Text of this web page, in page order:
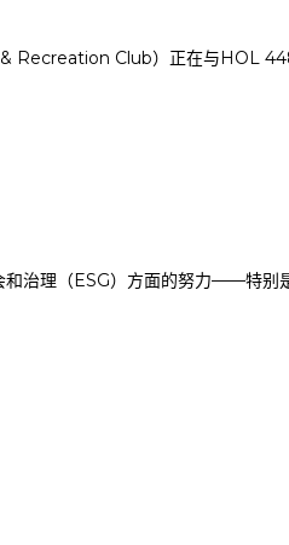
Recreation Club）正在与HOL
治理（ESG）方面的努力——特别